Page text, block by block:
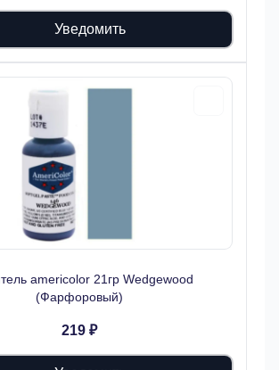
Уведомить
americolor 21гр Wedgewood
(Фарфоровый)
219 ₽